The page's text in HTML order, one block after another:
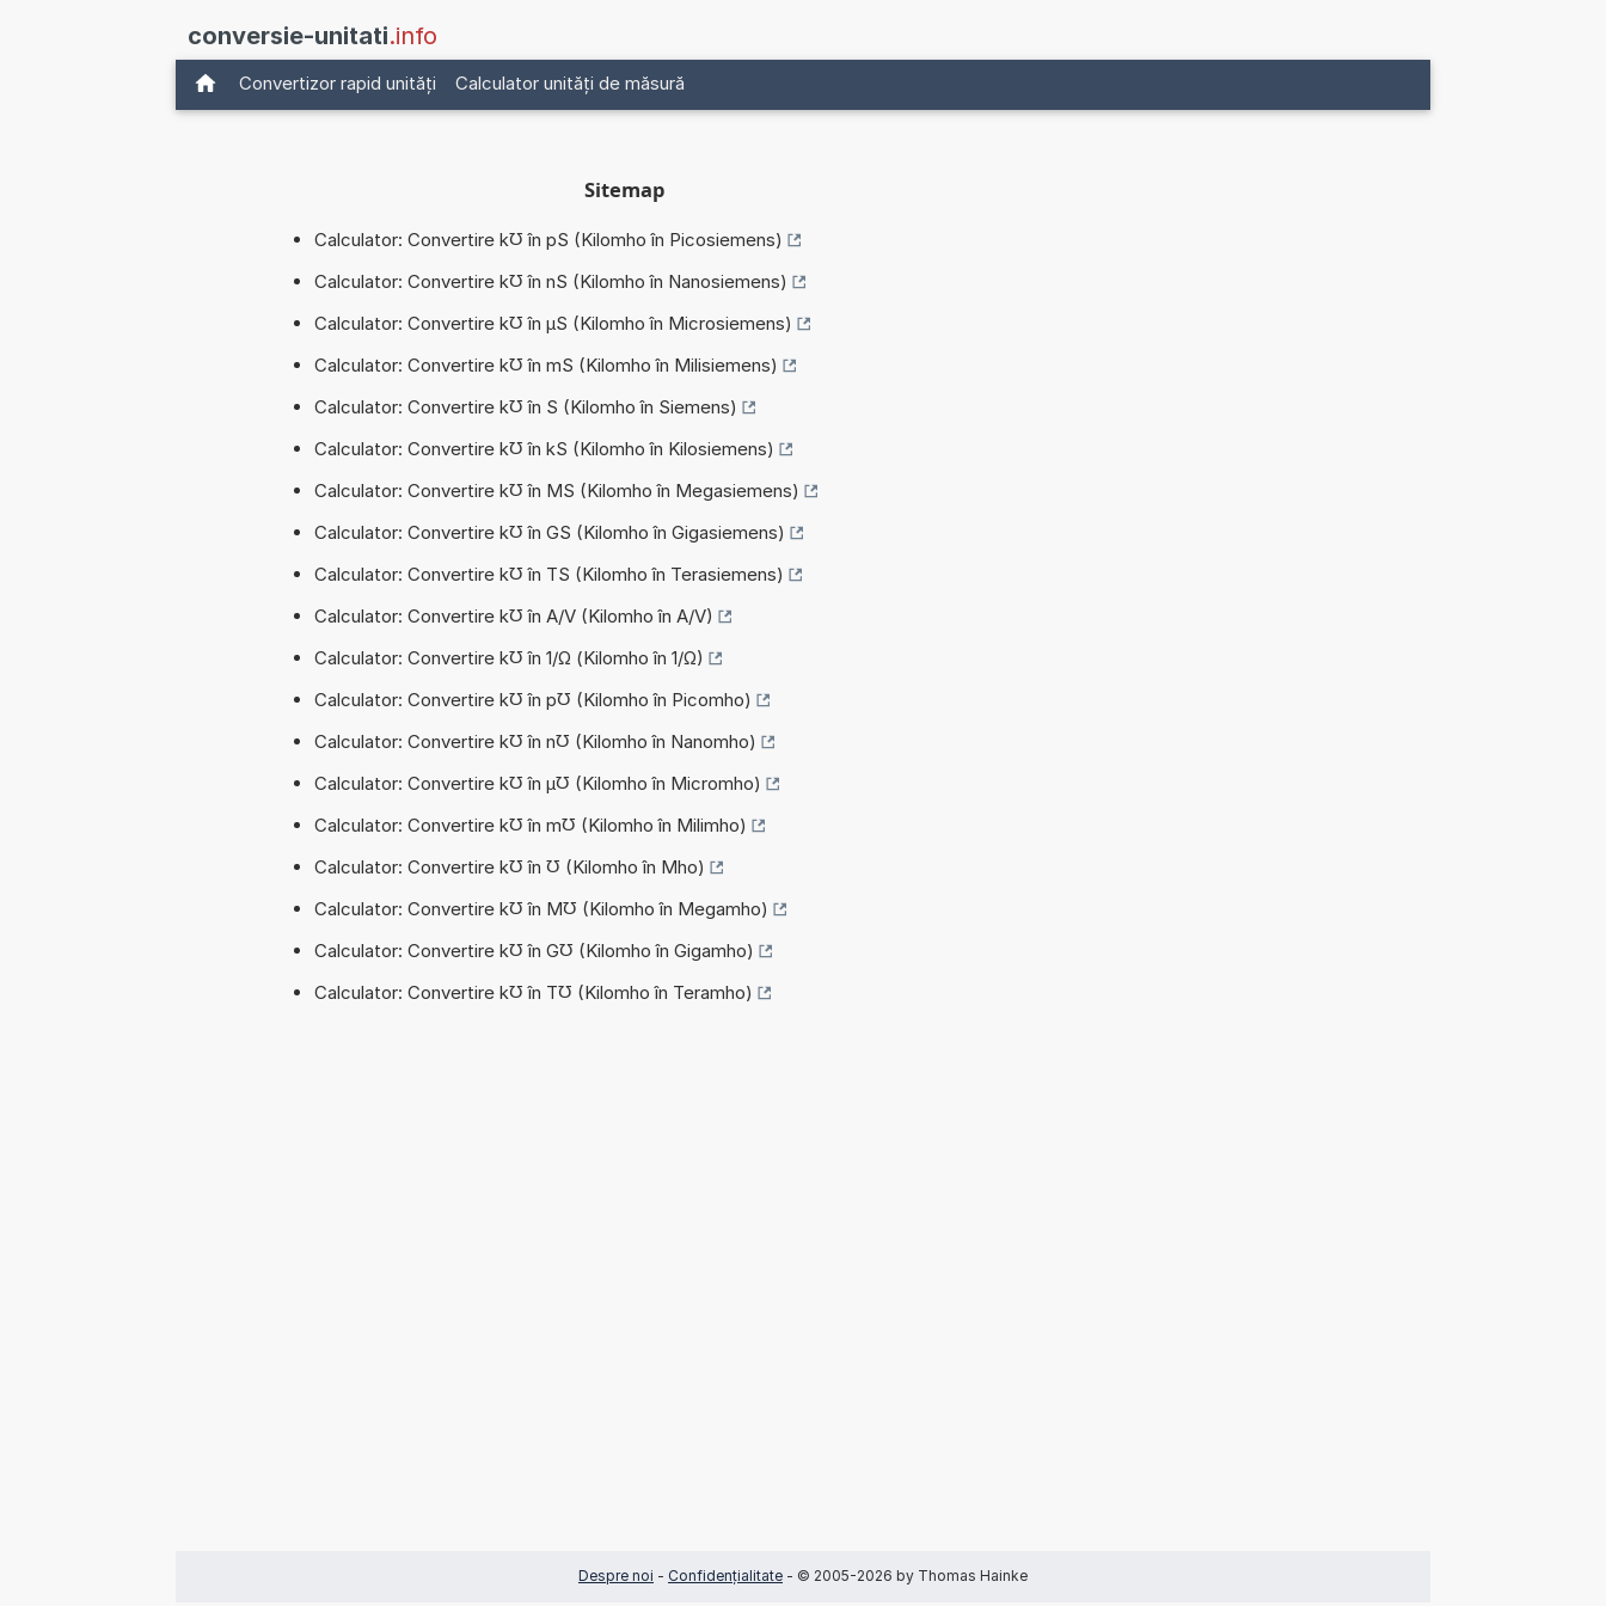
conversie-unitati.info
Convertizor rapid unități Calculator unități de măsură
Sitemap
Calculator: Convertire k℧ în pS (Kilomho în Picosiemens)
Calculator: Convertire k℧ în nS (Kilomho în Nanosiemens)
Calculator: Convertire k℧ în µS (Kilomho în Microsiemens)
Calculator: Convertire k℧ în mS (Kilomho în Milisiemens)
Calculator: Convertire k℧ în S (Kilomho în Siemens)
Calculator: Convertire k℧ în kS (Kilomho în Kilosiemens)
Calculator: Convertire k℧ în MS (Kilomho în Megasiemens)
Calculator: Convertire k℧ în GS (Kilomho în Gigasiemens)
Calculator: Convertire k℧ în TS (Kilomho în Terasiemens)
Calculator: Convertire k℧ în A/V (Kilomho în A/V)
Calculator: Convertire k℧ în 1/Ω (Kilomho în 1/Ω)
Calculator: Convertire k℧ în p℧ (Kilomho în Picomho)
Calculator: Convertire k℧ în n℧ (Kilomho în Nanomho)
Calculator: Convertire k℧ în µ℧ (Kilomho în Micromho)
Calculator: Convertire k℧ în m℧ (Kilomho în Milimho)
Calculator: Convertire k℧ în ℧ (Kilomho în Mho)
Calculator: Convertire k℧ în M℧ (Kilomho în Megamho)
Calculator: Convertire k℧ în G℧ (Kilomho în Gigamho)
Calculator: Convertire k℧ în T℧ (Kilomho în Teramho)
Despre noi - Confidențialitate - © 2005-2026 by Thomas Hainke